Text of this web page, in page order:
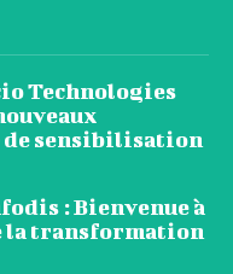
Technologies
de sensibilisation
: Bienvenue à
la transformation